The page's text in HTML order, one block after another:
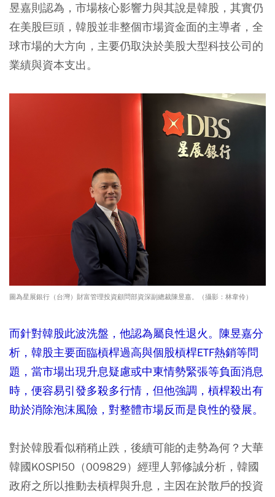
昱嘉則認為，市場核心影響力與其說是韓股，其實仍
在美股巨頭，韓股並非整個市場資金面的主導者，全
球市場的大方向，主要仍取決於美股大型科技公司的
業績與資本支出。
圖為星展銀行（台灣）財富管理投資顧問部資深副總裁陳昱嘉。（攝影：林韋伶）
而針對韓股此波洗盤，他認為屬良性退火。陳昱嘉分
析，韓股主要面臨槓桿過高與個股槓桿ETF熱銷等問
題，當市場出現升息疑慮或中東情勢緊張等負面消息
時，便容易引發多殺多行情，但他強調，槓桿殺出有
助於消除泡沫風險，對整體市場反而是良性的發展。
對於韓股看似稍稍止跌，後續可能的走勢為何？大華
韓國KOSPI50（009829）經理人郭修誠分析，韓國
政府之所以推動去槓桿與升息，主因在於散戶的投資